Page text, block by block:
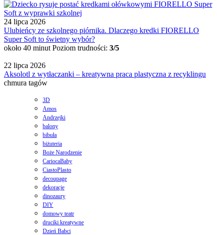
24 lipca 2026
Ulubieńcy ze szkolnego piórnika. Dlaczego kredki FIORELLO
Super Soft to świetny wybór?
około 40 minut Poziom trudności: 3/5
22 lipca 2026
Aksolotl z wytłaczanki – kreatywna praca plastyczna z recyklingu
chmura tagów
3D
Amos
Andrzejki
balony
bibuła
biżuteria
Boże Narodzenie
CariocaBaby
CiastoPlasto
decoupage
dekoracje
dinozaury
DIY
domowy teatr
druciki kreatywne
Dzień Babci